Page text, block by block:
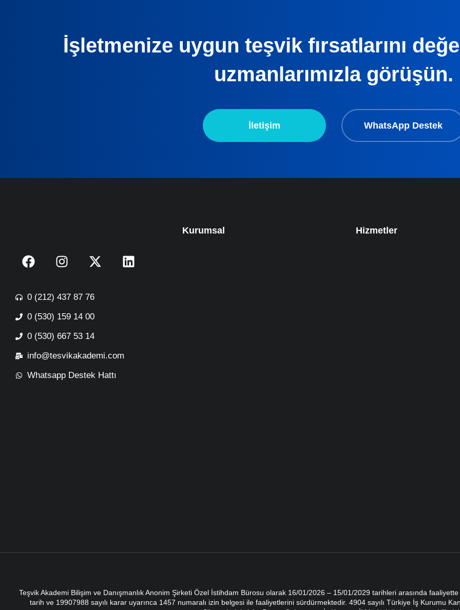
İşletmenize uygun teşvik fırsatlarını
uzmanlarımızla görüşün.
İletişim WhatsApp Destek
0 (212) 437 87 76
0 (530) 159 14 00
0 (530) 667 53 14
info@tesvikakademi.com
Whatsapp Destek Hattı
Kurumsal Hizmetler
Teşvik Akademi Bilişim ve Danışmanlık Anonim Şirketi Özel İstihdam Bürosu olarak 16/01/2026 – 15/01/2029 tarihleri arasında
tarih ve 19907988 sayılı karar uyarınca 1457 numaralı izin belgesi ile faaliyetlerini sürdürmektedir. 4904 sayılı Türkiye İş Kurumu